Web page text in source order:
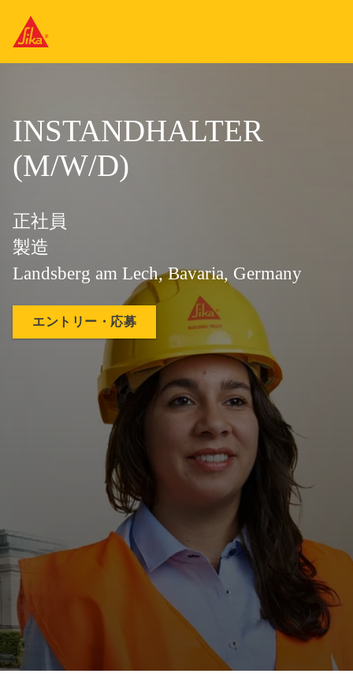
INSTANDHALTER
(M/W/D)
正社員
製造
Landsberg am Lech, Bavaria, Germany
エントリー・応募